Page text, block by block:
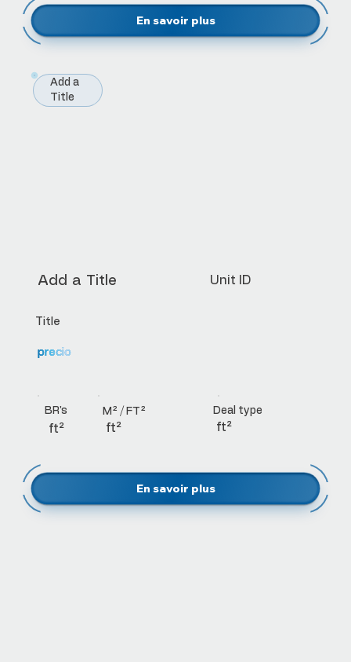
En savoir plus
Add a
Title
Add a Title Unit ID
Title
precio
BR's
ft²
M² / FT²
ft²
Deal type
ft²
En savoir plus